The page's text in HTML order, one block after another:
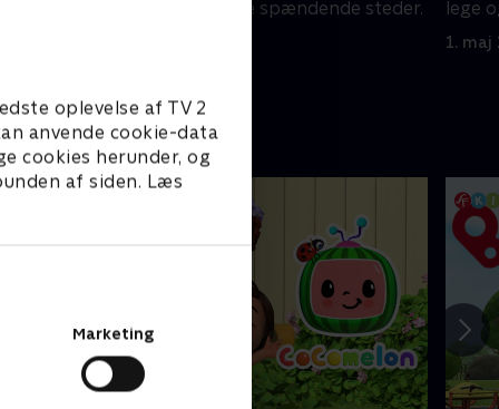
oplevelse af TV 2
anvende cookie-data
cookies herunder, og
af siden. Læs
Marketing
lege og at besøge spændende steder.
lege
1. maj